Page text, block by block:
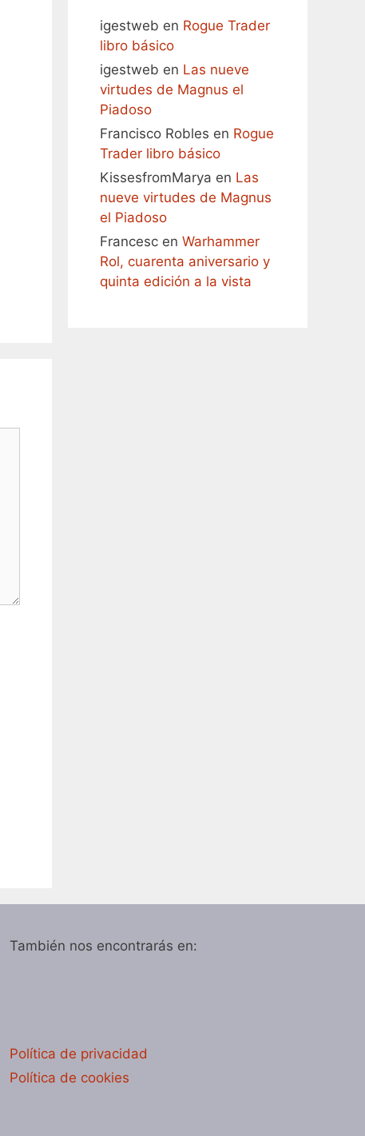
igestweb en Rogue Trader
libro básico
igestweb en Las nueve
virtudes de Magnus el
Piadoso
Francisco Robles en Rogue
Trader libro básico
KissesfromMarya en Las
nueve virtudes de Magnus
el Piadoso
Francesc en Warhammer
Rol, cuarenta aniversario y
quinta edición a la vista
También nos encontrarás en:
Política de privacidad
Política de cookies